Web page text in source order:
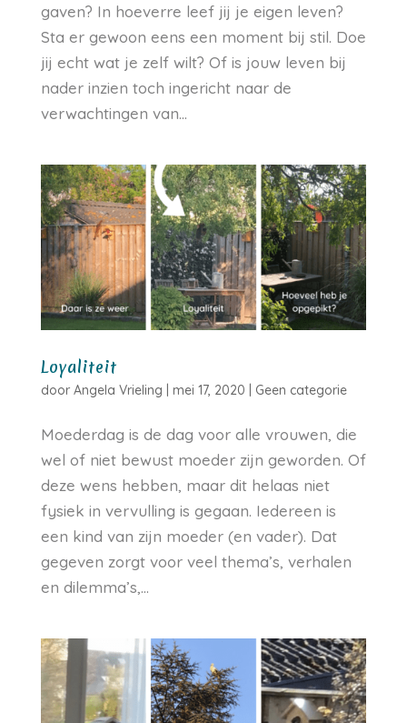
gaven? In hoeverre leef jij je eigen leven?
Sta er gewoon eens een moment bij stil. Doe
jij echt wat je zelf wilt? Of is jouw leven bij
nader inzien toch ingericht naar de
verwachtingen van...
Loyaliteit
door Angela Vrieling mei 17, 2020 Geen categorie
Moederdag is de dag voor alle vrouwen, die
wel of niet bewust moeder zijn geworden. Of
deze wens hebben, maar dit helaas niet
fysiek in vervulling is gegaan. Iedereen is
een kind van zijn moeder (en vader). Dat
gegeven zorgt voor veel thema’s, verhalen
en dilemma’s,...